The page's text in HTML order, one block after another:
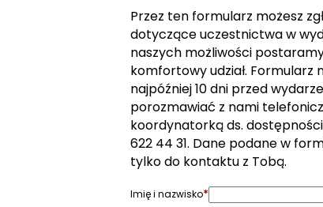
Przez ten formularz możesz
dotyczące uczestnictwa w
naszych możliwości
komfortowy udział. Formularz
najpóźniej 10 dni przed
porozmawiać z nami
koordynatorką ds.
622 44 31. Dane podane w
tylko do kontaktu z Tobą.
Imię i nazwisko*